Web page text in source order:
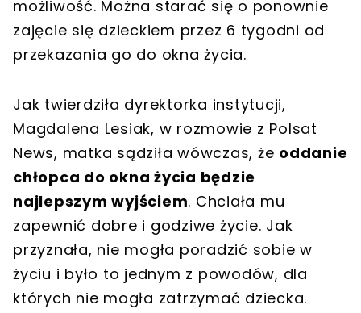
możliwość. Można starać się o ponownie
zajęcie się dzieckiem przez 6 tygodni od
przekazania go do okna życia.
Jak twierdziła dyrektorka instytucji,
Magdalena Lesiak, w rozmowie z Polsat
News, matka sądziła wówczas, że oddanie
chłopca do okna życia będzie
najlepszym wyjściem. Chciała mu
zapewnić dobre i godziwe życie. Jak
przyznała, nie mogła poradzić sobie w
życiu i było to jednym z powodów, dla
których nie mogła zatrzymać dziecka.